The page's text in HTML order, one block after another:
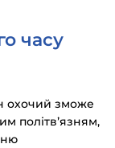
часу
охочий зможе
політвʼязням,